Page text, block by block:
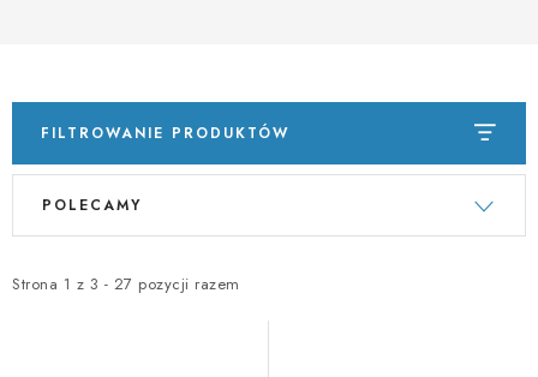
Natural Health Store
Słownik terminów
Moje zamówienie
FILTROWANIE PRODUKTÓW
L
t
Strona 1 z 3 - 27 pozycji razem
S
t
POLECAMY